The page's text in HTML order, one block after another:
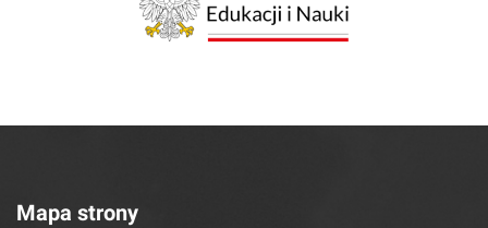
Mapa strony